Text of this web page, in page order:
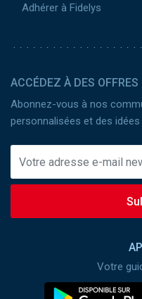
Adhérer à Fidelys
ACCÉDEZ À DES
Abonnez-vous à nos
personnalisées et des idées
Votre